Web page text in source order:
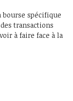
bourse spécifique
transactions
à faire face à la